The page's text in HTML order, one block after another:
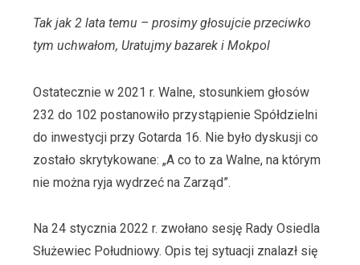
Tak jak 2 lata temu – prosimy głosujcie przeciwko
tym uchwałom, Uratujmy bazarek i Mokpol
Ostatecznie w 2021 r. Walne, stosunkiem głosów
232 do 102 postanowiło przystąpienie Spółdzielni
do inwestycji przy Gotarda 16. Nie było dyskusji co
zostało skrytykowane: „A co to za Walne, na którym
nie można ryja wydrzeć na Zarząd”.
Na 24 stycznia 2022 r. zwołano sesję Rady Osiedla
Służewiec Południowy. Opis tej sytuacji znalazł się